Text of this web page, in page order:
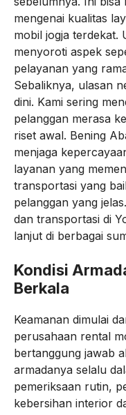
mengenai kualitas
mobil jogja terdekat.
menyoroti aspek
pelayanan yang
Sebaliknya, ulasan
dini. Kami sering
pelanggan merasa
riset awal. Bening
menjaga
layanan yang
transportasi yang
pelanggan yang
dan transportasi di
lanjut di berbagai
Kondisi
Berkala
Keamanan dimulai
perusahaan rental
bertanggung jawab
armadanya selalu
pemeriksaan rutin,
kebersihan interior